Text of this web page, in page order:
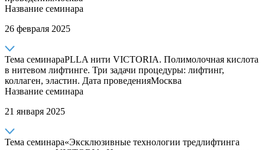
Название семинара
26 февраля 2025
Тема семинараPLLA нити VICTORIA. Полимолочная кислота
в нитевом лифтинге. Три задачи процедуры: лифтинг,
коллаген, эластин. Дата проведенияМосква
Название семинара
21 января 2025
Тема семинара«Эксклюзивные технологии тредлифтинга